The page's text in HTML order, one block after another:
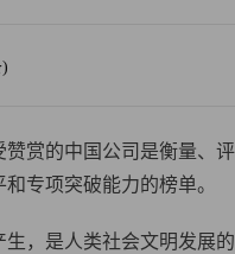
赞赏的中国公司是衡量、
专项突破能力的榜单。
生，是人类社会文明发展